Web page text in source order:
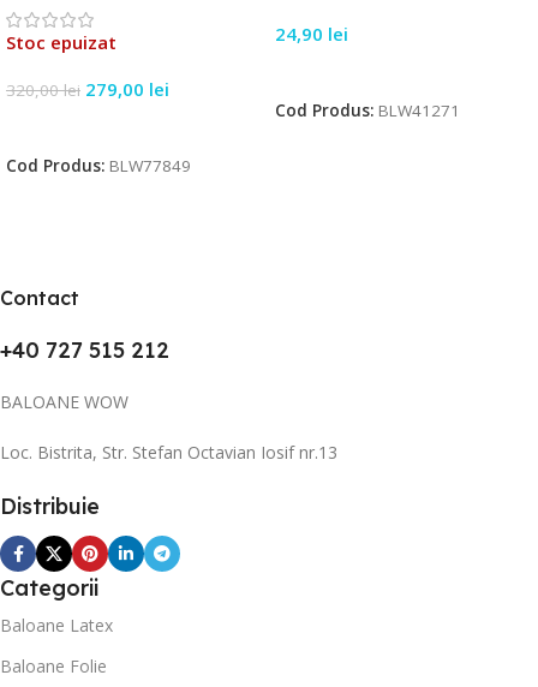
Stoc epuizat
320,00lei 279,00 lei
Cod Produs: BLW77849
24,90 lei
Cod Produs: BLW41271
Contact
+40 727 515 212
BALOANE WOW
Loc. Bistrita, Str. Stefan Octavian Iosif nr.13
Distribuie
Categorii
Baloane Latex
Baloane Folie